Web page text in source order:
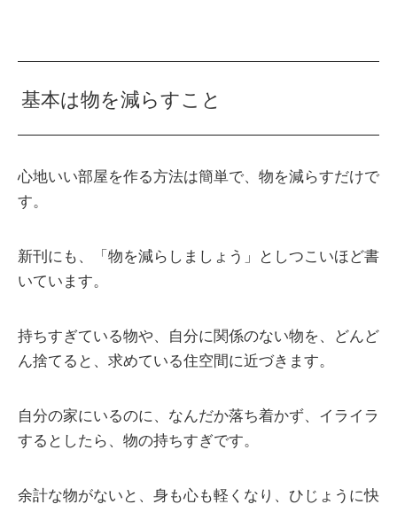
基本は物を減らすこと
心地いい部屋を作る方法は簡単で、物を減らすだけで
す。
新刊にも、「物を減らしましょう」としつこいほど書
いています。
持ちすぎている物や、自分に関係のない物を、どんど
ん捨てると、求めている住空間に近づきます。
自分の家にいるのに、なんだか落ち着かず、イライラ
するとしたら、物の持ちすぎです。
余計な物がないと、身も心も軽くなり、ひじょうに快